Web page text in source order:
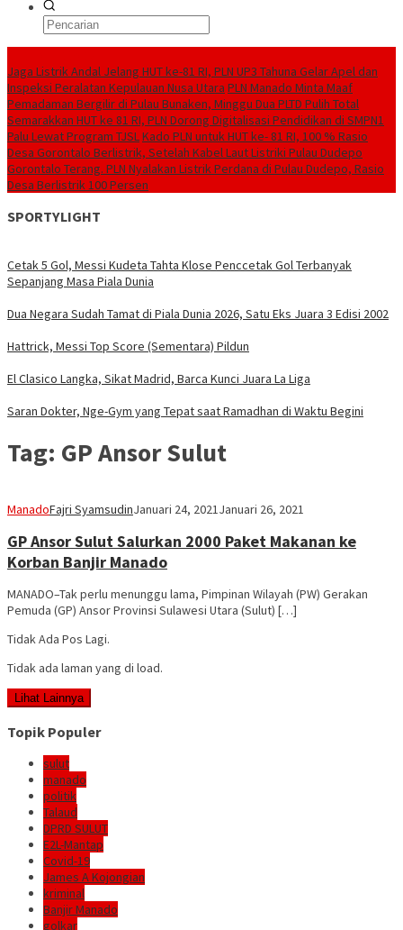
Jaga Listrik Andal Jelang HUT ke-81 RI, PLN UP3 Tahuna Gelar Apel dan
Inspeksi Peralatan Kepulauan Nusa Utara PLN Manado Minta Maaf
Pemadaman Bergilir di Pulau Bunaken, Minggu Dua PLTD Pulih Total
Semarakkan HUT ke 81 RI, PLN Dorong Digitalisasi Pendidikan di SMPN1
Palu Lewat Program TJSLKado PLN untuk HUT ke- 81 RI, 100 % Rasio
Desa Gorontalo Berlistrik, Setelah Kabel Laut Listriki Pulau Dudepo
Gorontalo Terang. PLN Nyalakan Listrik Perdana di Pulau Dudepo, Rasio
Desa Berlistrik 100 Persen
SPORTYLIGHT
Cetak 5 Gol, Messi Kudeta Tahta Klose Penccetak Gol Terbanyak
Sepanjang Masa Piala Dunia
Dua Negara Sudah Tamat di Piala Dunia 2026, Satu Eks Juara 3 Edisi 2002
Hattrick, Messi Top Score (Sementara) Pildun
El Clasico Langka, Sikat Madrid, Barca Kunci Juara La Liga
Saran Dokter, Nge-Gym yang Tepat saat Ramadhan di Waktu Begini
Tag: GP Ansor Sulut
ManadoFajri SyamsudinJanuari 24, 2021Januari 26, 2021
GP Ansor Sulut Salurkan 2000 Paket Makanan ke
Korban Banjir Manado
MANADO–Tak perlu menunggu lama, Pimpinan Wilayah (PW) Gerakan
Pemuda (GP) Ansor Provinsi Sulawesi Utara (Sulut) […]
Tidak Ada Pos Lagi.
Tidak ada laman yang di load.
Lihat Lainnya
Topik Populer
sulut
manado
politik
Talaud
DPRD SULUT
E2L-Mantap
Covid-19
James A Kojongian
kriminal
Banjir Manado
golkar